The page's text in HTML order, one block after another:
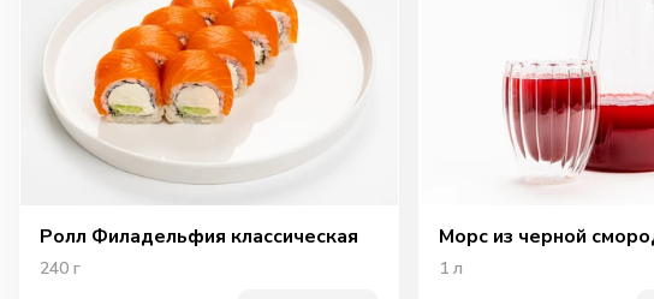
Ролл Филадельфия классическая
240 г
Морс из черной
1 л